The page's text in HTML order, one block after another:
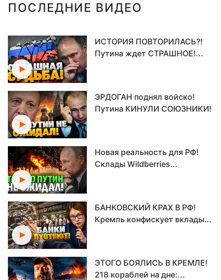
ПОСЛЕДНИЕ ВИДЕО
ИСТОРИЯ ПОВТОРИЛАСЬ?!
Путина ждет СТРАШНОЕ!...
ЭРДОГАН поднял войско!
Путина КИНУЛИ СОЮЗНИКИ!
Новая реальность для РФ!
Склады Wildberries...
БАНКОВСКИЙ КРАХ В РФ!
Кремль конфискует вклады...
ЭТОГО БОЯЛИСЬ В КРЕМЛЕ!
218 кораблей на дне:...